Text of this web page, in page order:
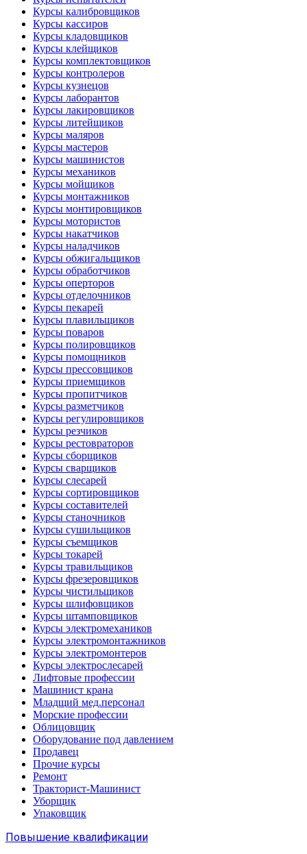
Курсы калибровщиков
Курсы кассиров
Курсы кладовщиков
Курсы клейщиков
Курсы комплектовщиков
Курсы контролеров
Курсы кузнецов
Курсы лаборантов
Курсы лакировщиков
Курсы литейщиков
Курсы маляров
Курсы мастеров
Курсы машинистов
Курсы механиков
Курсы мойщиков
Курсы монтажников
Курсы монтировщиков
Курсы мотористов
Курсы накатчиков
Курсы наладчиков
Курсы обжигальщиков
Курсы обработчиков
Курсы оперторов
Курсы отделочников
Курсы пекарей
Курсы плавильщиков
Курсы поваров
Курсы полировщиков
Курсы помощников
Курсы прессовщиков
Курсы приемщиков
Курсы пропитчиков
Курсы разметчиков
Курсы регулировщиков
Курсы резчиков
Курсы рестовраторов
Курсы сборщиков
Курсы сварщиков
Курсы слесарей
Курсы сортировщиков
Курсы составителей
Курсы станочников
Курсы сушильщиков
Курсы съемщиков
Курсы токарей
Курсы травильщиков
Курсы фрезеровщиков
Курсы чистильщиков
Курсы шлифовщиков
Курсы штамповщиков
Курсы электромехаников
Курсы электромонтажников
Курсы электромонтеров
Курсы электрослесарей
Лифтовые профессии
Машинист крана
Младщий мед.персонал
Морские профессии
Облицовщик
Оборудование под давлением
Продавец
Прочие курсы
Ремонт
Тракторист-Машинист
Уборщик
Упаковщик
Повышение квалификации